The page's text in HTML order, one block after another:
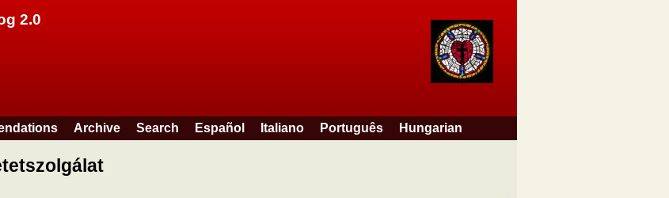
2.0
Archive Search Español Italiano Português Hungarian